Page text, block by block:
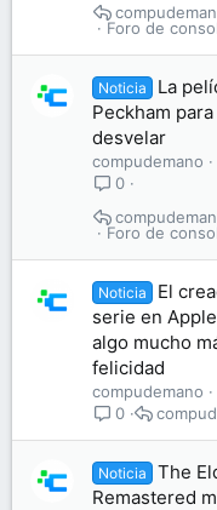
Foro de
Noticia
La
Peckham
desvelar
compudemano
0
Foro de
Noticia
El
serie en
algo mucho
felicidad
compudemano
0
Noticia
The
Remastered